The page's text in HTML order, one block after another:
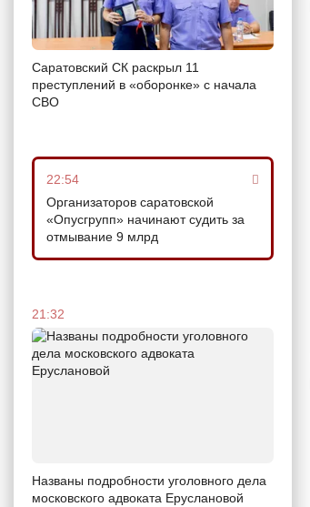
Саратовский СК раскрыл 11
преступлений в «оборонке» с начала
СВО
22:54
Организаторов саратовской
«Опусгрупп» начинают судить за
отмывание 9 млрд
21:32
Названы подробности уголовного дела
московского адвоката Еруслановой